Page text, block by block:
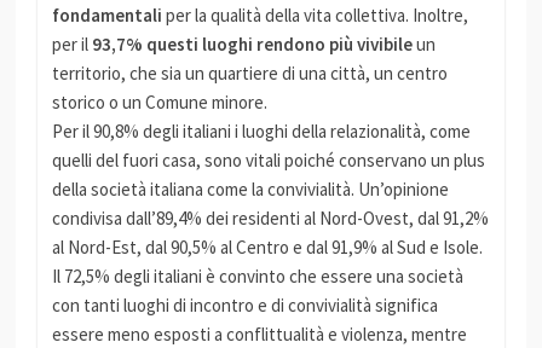
fondamentali per la qualità della vita collettiva. Inoltre,
per il93,7% questi luoghi rendono più vivibileun
territorio, che sia un quartiere di una città, un centro
storico o un Comune minore.
Per il 90,8% degli italiani i luoghi della relazionalità, come
quelli del fuori casa, sono vitali poiché conservano un plus
della società italiana come la convivialità. Un’opinione
condivisa dall’89,4% dei residenti al Nord-Ovest, dal 91,2%
al Nord-Est, dal 90,5% al Centro e dal 91,9% al Sud e Isole.
Il 72,5% degli italiani è convinto che essere una società
con tanti luoghi di incontro e di convivialità significa
essere meno esposti a conflittualità e violenza, mentre